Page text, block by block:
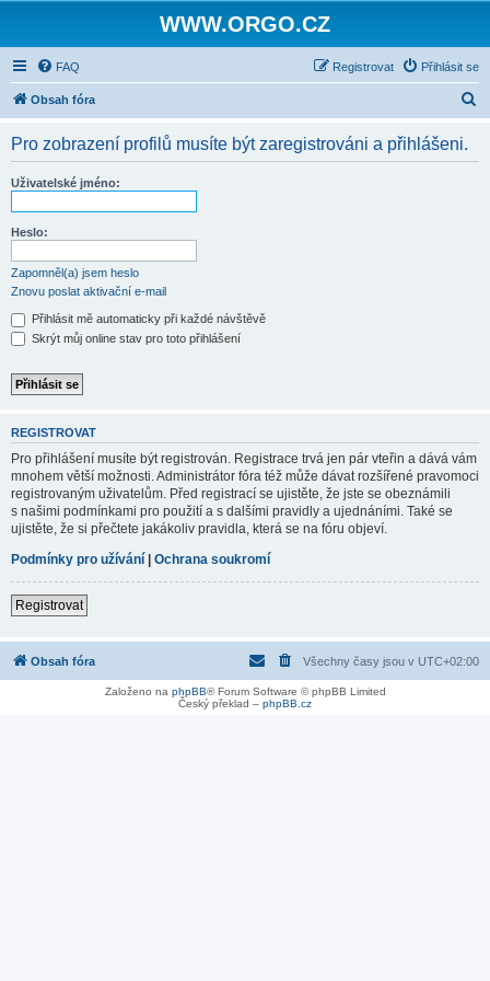
WWW.ORGO.CZ
FAQ Přihlásit se
Registrovat
Obsah fóra
Pro zobrazení profilů musíte být zaregistrováni a přihlášeni.
Uživatelské jméno:
Heslo:
Zapomněl(a) jsem heslo
Znovu poslat aktivační e-mail
Přihlásit mě automaticky při každé návštěvě
Skrýt můj online stav pro toto přihlášení
REGISTROVAT
Pro přihlášení musíte být registrován. Registrace trvá jen pár vteřin a dává vám
mnohem větší možnosti. Administrátor fóra též může dávat rozšířené pravomoci
registrovaným uživatelům. Před registrací se ujistěte, že jste se obeznámili
s našimi podmínkami pro použití a s dalšími pravidly a ujednáními. Také se
ujistěte, že si přečtete jakákoliv pravidla, která se na fóru objeví.
Podmínky pro užívání | Ochrana soukromí
Registrovat
Obsah fóra Všechny časy jsou v UTC+02:00
Založeno na phpBB® Forum Software © phpBB Limited
Český překlad – phpBB.cz